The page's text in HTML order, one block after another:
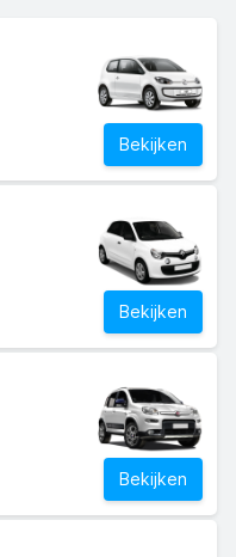
Bekijken
Bekijken
Bekijken